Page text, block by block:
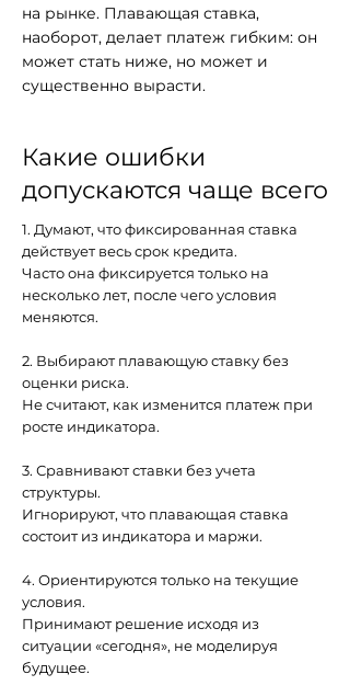
на рынке. Плавающая ставка,
наоборот, делает платеж гибким: он
может стать ниже, но может и
существенно вырасти.
Какие ошибки
допускаются чаще всего
1. Думают, что фиксированная ставка
действует весь срок кредита.
Часто она фиксируется только на
несколько лет, после чего условия
меняются.
2. Выбирают плавающую ставку без
оценки риска.
Не считают, как изменится платеж при
росте индикатора.
3. Сравнивают ставки без учета
структуры.
Игнорируют, что плавающая ставка
состоит из индикатора и маржи.
4. Ориентируются только на текущие
условия.
Принимают решение исходя из
ситуации «сегодня», не моделируя
будущее.